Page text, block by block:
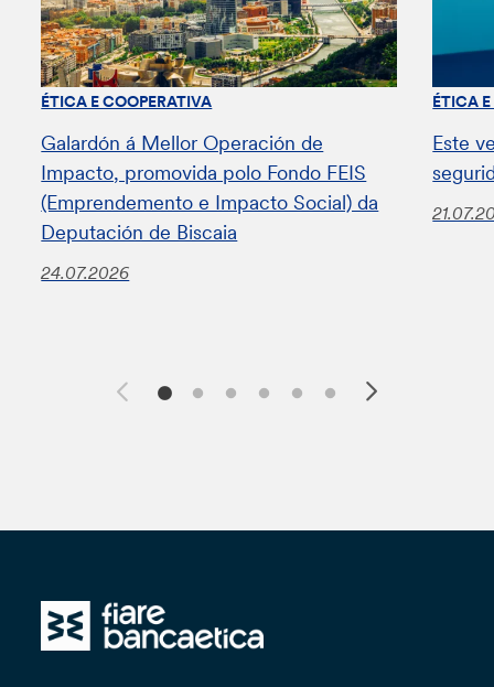
ÉTICA E COOPERATIVA
Galardón á Mellor Operación de
Impacto, promovida polo Fondo FEIS
(Emprendemento e Impacto Social) da
Deputación de Biscaia
24.07.2026
ÉTICA
Este